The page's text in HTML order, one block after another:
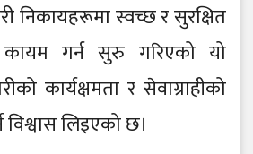
निकायहरूमा स्वच्छ र सुरक्षित
कायम गर्न सुरु गरिएको यो
कार्यक्षमता र सेवाग्राहीको
विश्वास लिइएको छ।